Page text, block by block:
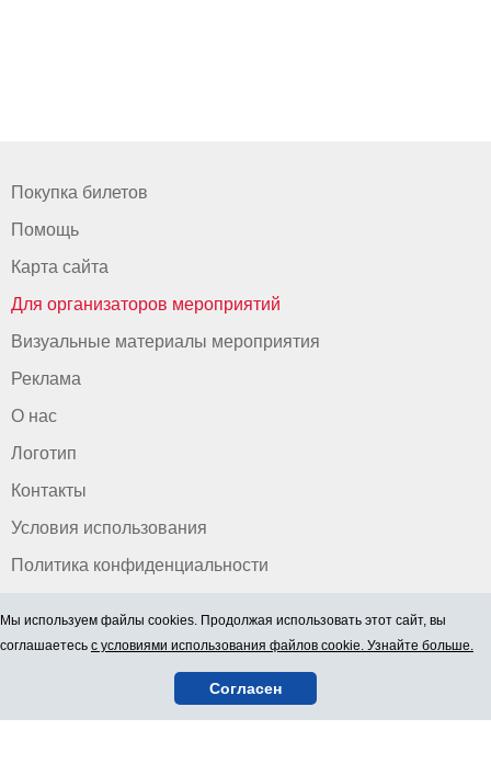
Покупка билетов
Помощь
Карта сайта
Для организаторов мероприятий
Визуальные материалы мероприятия
Реклама
О нас
Логотип
Контакты
Условия использования
Политика конфиденциальности
Мы используем файлы cookies. Продолжая использовать этот сайт, вы
соглашаетесь с условиями использования файлов cookie. Узнайте больше.
Согласен